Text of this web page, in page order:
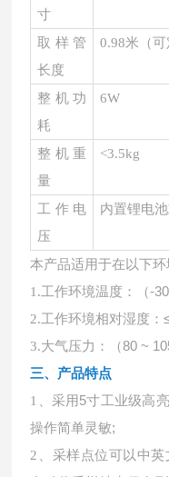
寸
取样管
长度
0.98米（可
整机功
耗
6W
整机重
量
<3.5kg
工作电
压
内置锂电
本产品适用于在以下
1 .工作环境温度：（-
2.工作环境相对湿度：
3.大气压力：（80 ~
三、产品特点
1、 采用5寸工业级高
操作简单灵敏;
2、 采样点位可以中英